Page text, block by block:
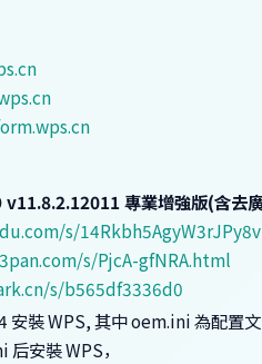
專業增強版(含去廣
s/
s/PjcA-gfNRA.html
s/b565df3336d0
裝 WPS, 其中 oem.ini 為配置文
安裝 WPS，